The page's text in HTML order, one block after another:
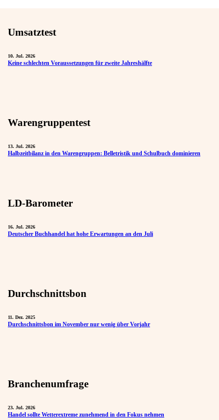
Umsatztest
10. Jul. 2026
Keine schlechten Voraussetzungen für zweite Jahreshälfte
Warengruppentest
13. Jul. 2026
Halbzeitbilanz in den Warengruppen: Belletristik und Schulbuch dominieren
LD-Barometer
16. Jul. 2026
Deutscher Buchhandel hat hohe Erwartungen an den Juli
Durchschnittsbon
11. Dez. 2025
Durchschnittsbon im November nur wenig über Vorjahr
Branchenumfrage
23. Jul. 2026
Handel sollte Wetterextreme zunehmend in den Fokus nehmen